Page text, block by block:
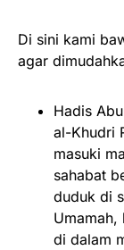
Di sini kami
agar
Hadis
al-Khudri
masuki
sahabat
duduk di
Umamah,
di dalam